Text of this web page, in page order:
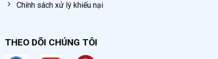
Cốc xả tự động dạng cầu nổi bật với nhiều ưu điểm so với các
Chính sách xử lý khiếu nại
THEO DÕI CHÚNG TÔI